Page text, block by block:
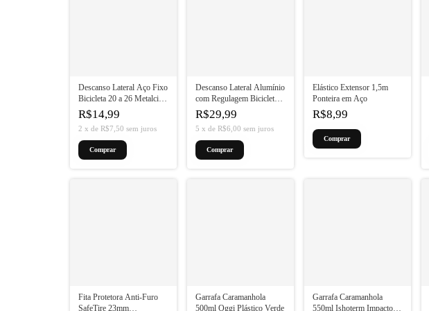
Descanso Lateral Aço Fixo
Bicicleta 20 a 26 Metalciclo
Zincado
R$14,99
2 x de R$7,50 sem juros
Comprar
Descanso Lateral Alumínio
com Regulagem Bicicleta
26 a 29 Absolute
R$29,99
5 x de R$6,00 sem juros
Elástico Extensor 1,5m
Ponteira em Aço
R$8,99
Fita Protetora Anti-Furo
SafeTire 23mm
Garrafa Caramanhola
500ml Oggi Plástico Verde
Garrafa Caramanhola
550ml Ishoterm Impacto